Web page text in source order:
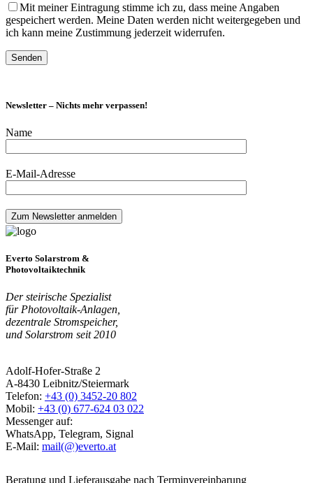
Mit meiner Eintragung stimme ich zu, dass meine Angaben
gespeichert werden. Meine Daten werden nicht weitergegeben und
ich kann meine Zustimmung jederzeit widerrufen.
Newsletter – Nichts mehr verpassen!
Name
E-Mail-Adresse
Everto Solarstrom &
Photovoltaiktechnik
Der steirische Spezialist
für Photovoltaik-Anlagen,
dezentrale Stromspeicher,
und Solarstrom seit 2010
Adolf-Hofer-Straße 2
A-8430 Leibnitz/Steiermark
Telefon: +43 (0) 3452-20 802
Mobil: +43 (0) 677-624 03 022
Messenger auf:
WhatsApp, Telegram, Signal
E-Mail: mail(@)everto.at
Beratung und Lieferausgabe nach Terminvereinbarung